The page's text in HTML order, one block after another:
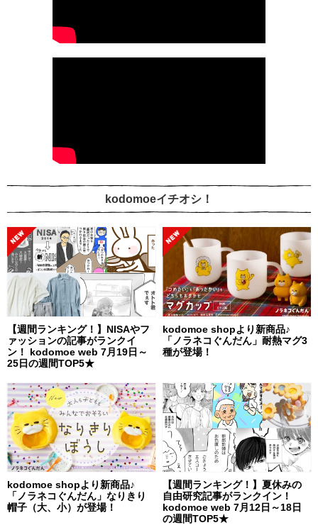
kodomoeイチオシ！
【週間ランキング！】NISAやフ
ァッションの記事がランクイ
ン！ kodomoe web 7月19日～
25日の週間TOP5★
kodomoe shopより新商品♪
「ノラネコぐんだん」耐熱マグ3
種が登場！
kodomoe shopより新商品♪
「ノラネコぐんだん」なりきり
帽子（大、小）が登場！
【週間ランキング！】夏休みの
自由研究記事がランクイン！
kodomoe web 7月12日～18日
の週間TOP5★